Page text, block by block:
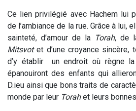
Ce lien privilégié avec Hachem lui
de l’ambiance de la rue. Grâce à lui,
sainteté, d’amour de la Torah, de
Mitsvotet d’une croyance sincère,
d’y établir un endroit où règne la
épanouiront des enfants qui
D.ieu ainsi que bons traits de
monde par leur Torahet leurs